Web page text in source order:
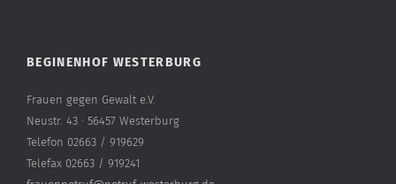
BEGINENHOF WESTERBURG
Frauen gegen Gewalt e.V.
Neustr. 43 · 56457 Westerburg
Telefon 02663 / 919629
Telefax 02663 / 919241